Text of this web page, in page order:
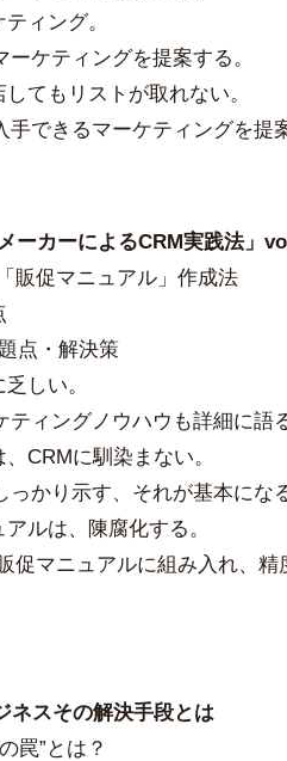
ィング。
ケティングを提案する。
てもリストが取れない。
できるマーケティングを提
ーカーによるCRM実践法」
販促マニュアル」作成法
点・解決策
しい。
ィングノウハウも詳細に語る
CRMに馴染まない。
かり示す、それが基本になる
ルは、陳腐化する。
促マニュアルに組み入れ、精
ネスその解決手段とは
罠”とは？